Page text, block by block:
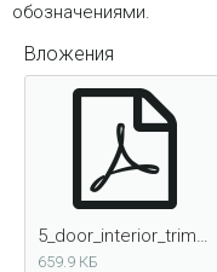
обозначениями.
Вложения
5_door_interior_trim2005_189.pdf
659.9 КБ